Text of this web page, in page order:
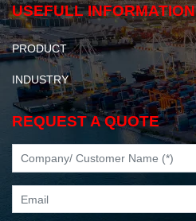
USEFULL INFORMATION
PRODUCT
INDUSTRY
REQUEST A QUOTE